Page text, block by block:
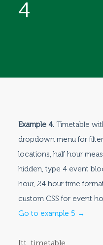
4
Example 4. Timetable
dropdown menu for
locations, half hour
hidden, type 4 event
hour, 24 hour time
custom CSS for event
Go to example 5 →
[tt_timetable